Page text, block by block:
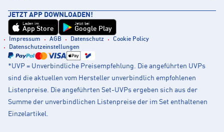
JETZT APP DOWNLOADEN!
Laden im
App Store
Jetzt bei
Google Play
Impressum AGB Datenschutz
Cookie Policy
Datenschutzeinstellungen
*UVP = Unverbindliche Preisempfehlung. Die angeführten UVPs
sind die aktuellen vom Hersteller unverbindlich empfohlenen
Listenpreise. Die angeführten Set-UVPs ergeben sich aus der
Summe der unverbindlichen Listenpreise der im Set enthaltenen
Einzelartikel.